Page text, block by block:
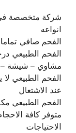
شركة متخصصة فى
انواعه
الفحم صافي
الفحم الطبيعي
مشاوي – شيشة –
الفحم الطبيعي
عند الاشتعال
الفحم الطبيعي مكفول بنسبة
متوفر كافة
الاحتياجات